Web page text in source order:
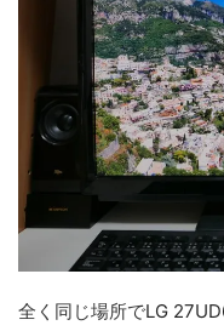
全く同じ場所でLG